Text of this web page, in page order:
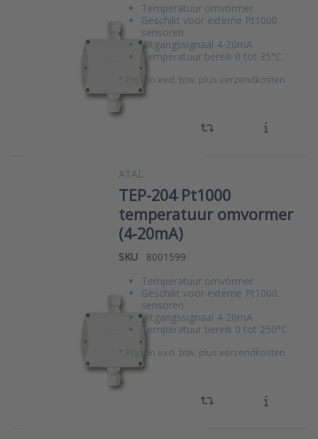
Temperatuur omvormer
Geschikt voor externe Pt1000
sensoren
Uitgangssignaal 4-20mA
Temperatuur bereik 0 tot 35°C
Prijzen excl. btw, plus verzendkosten
ATAL
TEP-204 Pt1000
temperatuur omvormer
(4-20mA)
SKU
8001599
Temperatuur omvormer
Geschikt voor externe Pt1000
sensoren
Uitgangssignaal 4-20mA
Temperatuur bereik 0 tot 250°C
Prijzen excl. btw, plus verzendkosten